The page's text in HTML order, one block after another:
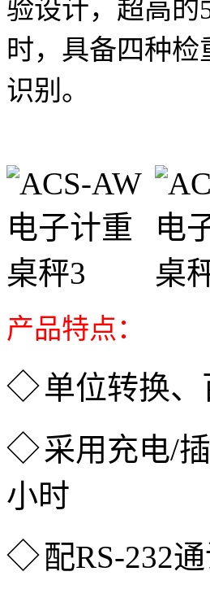
验设计，超高的
时，具备四种
识别。
产品特点：
◇单位转换
◇采用充电/
小时
◇配RS-232